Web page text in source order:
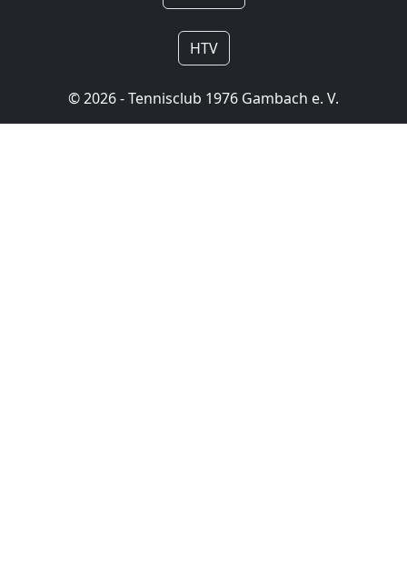
HTV
© 2026 - Tennisclub 1976 Gambach e. V.